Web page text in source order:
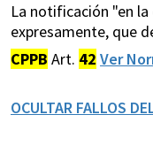
La notificación "en
expresamente, que
CPPB Art. 42 Ver
OCULTAR FALLOS